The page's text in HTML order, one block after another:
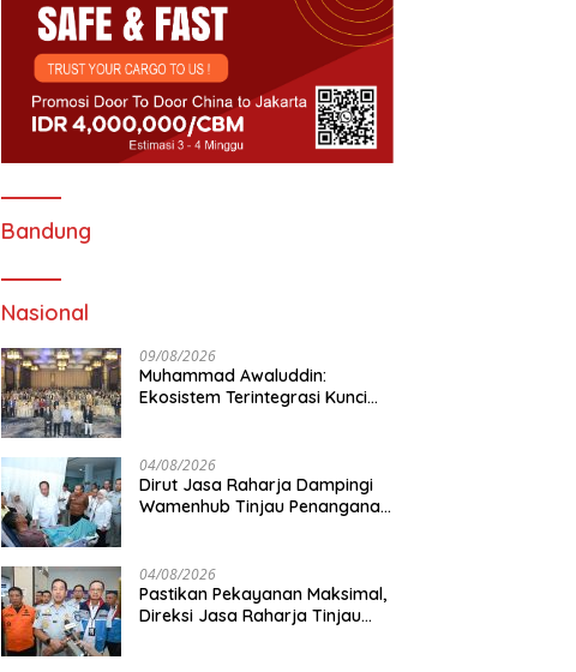
Bandung
Nasional
09/08/2026
Muhammad Awaluddin:
Ekosistem Terintegrasi Kunci
masyarakat
04/08/2026
Dirut Jasa Raharja Dampingi
Wamenhub Tinjau Penanganan
04/08/2026
Pastikan Pekayanan Maksimal,
Direksi Jasa Raharja Tinjau